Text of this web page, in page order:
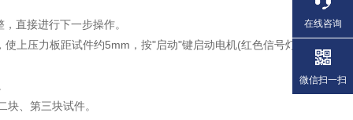
直接进行下一步操作。
上压力板距试件约5mm，按"启动"键启动电机(红色信号灯
、第三块试件。
在线咨询
微信扫一扫